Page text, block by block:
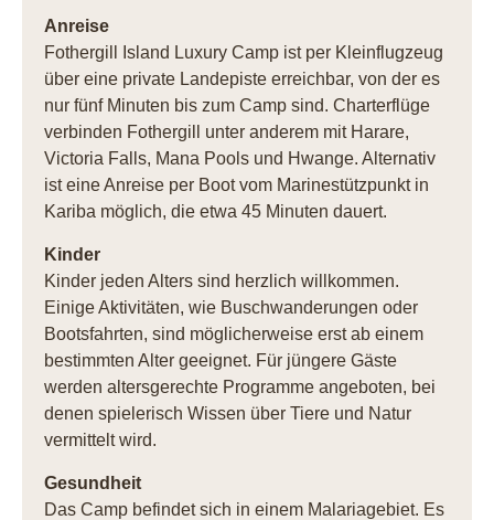
Anreise
Fothergill Island Luxury Camp ist per Kleinflugzeug
über eine private Landepiste erreichbar, von der es
nur fünf Minuten bis zum Camp sind. Charterflüge
verbinden Fothergill unter anderem mit Harare,
Victoria Falls, Mana Pools und Hwange. Alternativ
ist eine Anreise per Boot vom Marinestützpunkt in
Kariba möglich, die etwa 45 Minuten dauert.
Kinder
Kinder jeden Alters sind herzlich willkommen.
Einige Aktivitäten, wie Buschwanderungen oder
Bootsfahrten, sind möglicherweise erst ab einem
bestimmten Alter geeignet. Für jüngere Gäste
werden altersgerechte Programme angeboten, bei
denen spielerisch Wissen über Tiere und Natur
vermittelt wird.
Gesundheit
Das Camp befindet sich in einem Malariagebiet. Es